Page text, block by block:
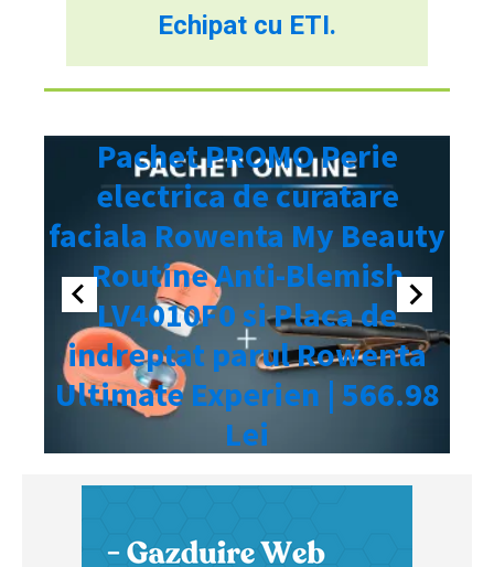
Echipat cu ETI.